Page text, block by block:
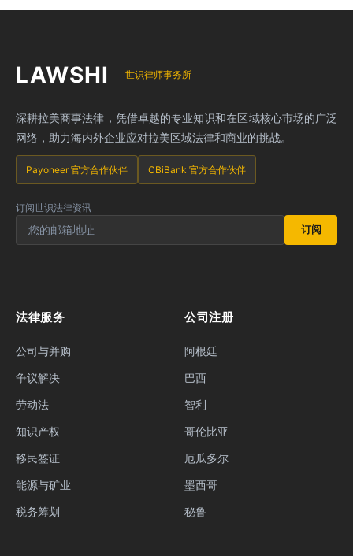
LAWSHI 世识律师事务所
深耕拉美商事法律，凭借卓越的专业知识和在区域核心市场的广泛
网络，助力海内外企业应对拉美区域法律和商业的挑战。
Payoneer 官方合作伙伴 CBiBank 官方合作伙伴
订阅世识法律资讯
订阅
法律服务
公司与并购
争议解决
劳动法
知识产权
移民签证
能源与矿业
税务筹划
公司注册
阿根廷
巴西
智利
哥伦比亚
厄瓜多尔
墨西哥
秘鲁